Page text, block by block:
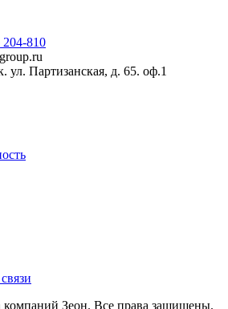
810
ул. Партизанская, д. 65. оф.1
компаний Зеон. Все права защищены.